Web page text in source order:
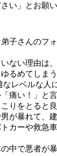
い」とお願
子さんのフ
ない理由は
るめてしま
なレベルな人
「痛い！」と
りをとると
が暴れて、
カーや救急
中で悪者が